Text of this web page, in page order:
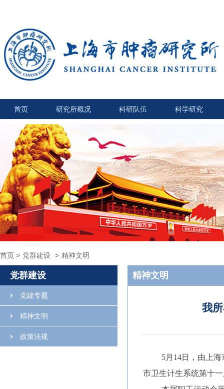
首页 研究所概况 科研队伍 科学研究
首页 > 党群建设 > 精神文明
党群建设
党建专题
精神文明
政策法规
精神文明
我
5月14日，由上
市卫生计生系统第十